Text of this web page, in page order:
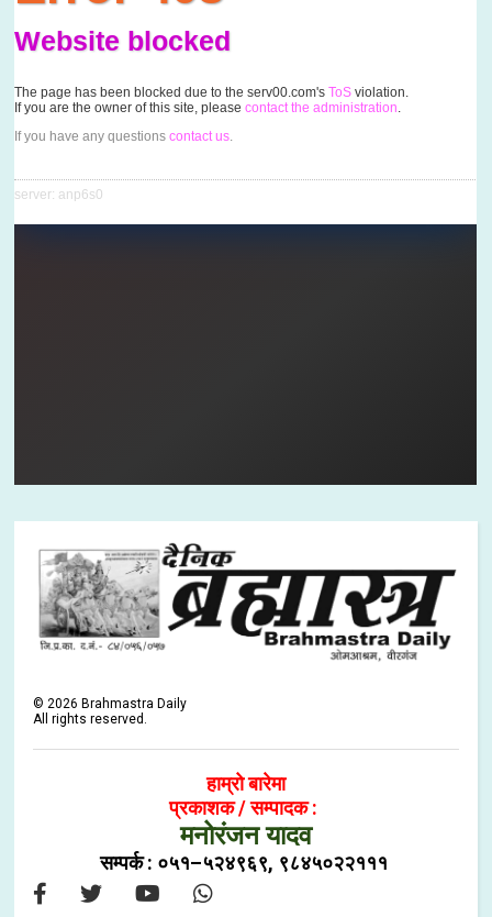
© 2026 Brahmastra Daily
All rights reserved.
हाम्रो बारेमा
प्रकाशक / सम्पादक :
मनोरंजन यादव
सम्पर्क : ०५१–५२४९६९, ९८४५०२२१११